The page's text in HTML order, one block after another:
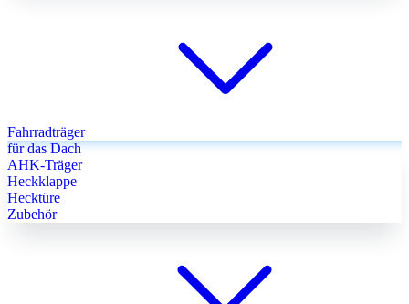
Fahrradträger
für das Dach
AHK-Träger
Heckklappe
Hecktüre
Zubehör